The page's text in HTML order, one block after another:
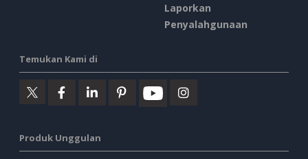
Laporkan
Penyalahgunaan
Temukan Kami di
Produk Unggulan